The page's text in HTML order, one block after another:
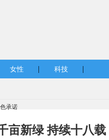
女性 | 科技 |
承诺
亩新绿 持续十八载